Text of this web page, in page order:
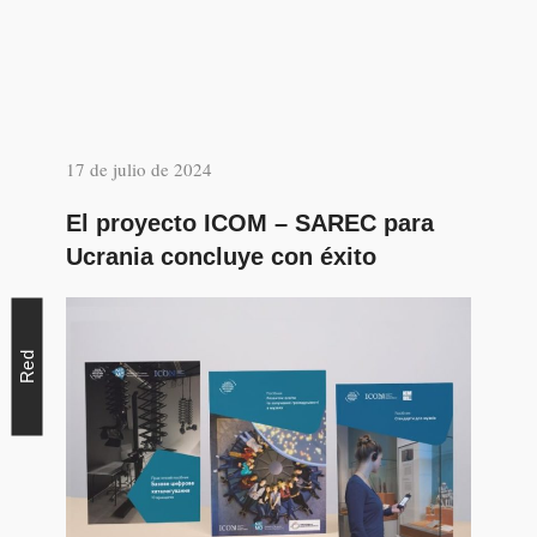
17 de julio de 2024
El proyecto ICOM – SAREC para
Ucrania concluye con éxito
Red